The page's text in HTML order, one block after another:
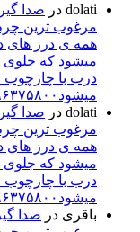
dolati در صدا
مرغوب ترین
همه ی درز های
میشود که جلوی
درب با
میشود۰۹۱۹۶۳۷۵۸۰۰-۰۹۳۰۷۸۰۱۷۸۸مهندس دولتی
dolati در صدا
مرغوب ترین
همه ی درز های
میشود که جلوی
درب با
میشود۰۹۱۹۶۳۷۵۸۰۰-۰۹۳۰۷۸۰۱۷۸۸مهندس دولتی
باقری در صدا